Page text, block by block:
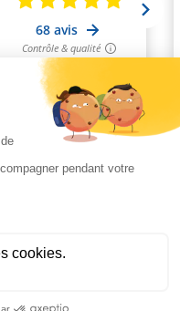
Avis Garantis,cliquez ici pour